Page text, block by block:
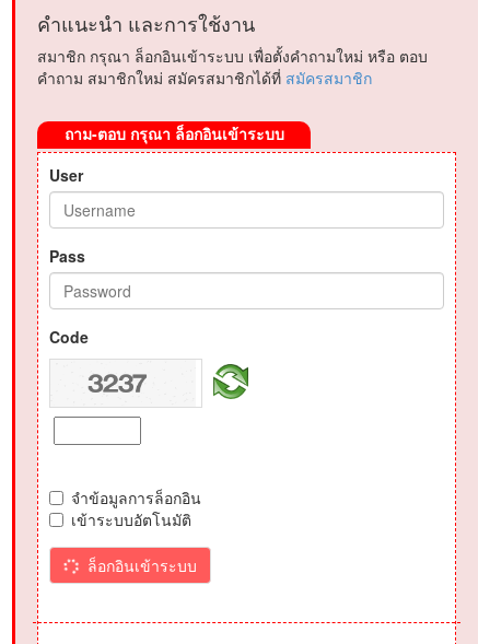
คำแนะนำ และการใช้งาน
สมาชิก กรุณา ล็อกอินเข้าระบบ เพื่อตั้งคำถามใหม่ หรือ ตอบ
คำถาม สมาชิกใหม่ สมัครสมาชิกได้ที่ สมัครสมาชิก
ถาม-ตอบ กรุณา ล็อกอินเข้าระบบ
User
Pass
Code
จำข้อมูลการล็อกอิน
เข้าระบบอัตโนมัติ
ล็อกอินเข้าระบบ